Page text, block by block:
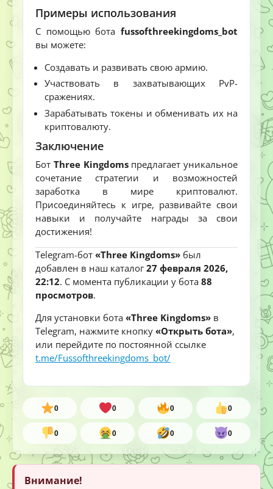
Примеры использования
С помощью бота fussofthreekingdoms_bot
вы можете:
Создавать и развивать свою армию.
Участвовать в захватывающих PvP-
сражениях.
Зарабатывать токены и обменивать их на
криптовалюту.
Заключение
Бот Three Kingdomsпредлагает уникальное
сочетание стратегии и возможностей
заработка в мире криптовалют.
Присоединяйтесь к игре, развивайте свои
навыки и получайте награды за свои
достижения!
Telegram-бот «Three Kingdoms» был
добавлен в наш каталог27 февраля 2026,
22:12. С момента публикации у бота 88
просмотров.
Для установки бота «Three Kingdoms» в
Telegram, нажмите кнопку «Открыть бота»,
или перейдите по постоянной ссылке
t.me/Fussofthreekingdoms_bot/
0 0 0 0
0 0 0 0
Внимание!